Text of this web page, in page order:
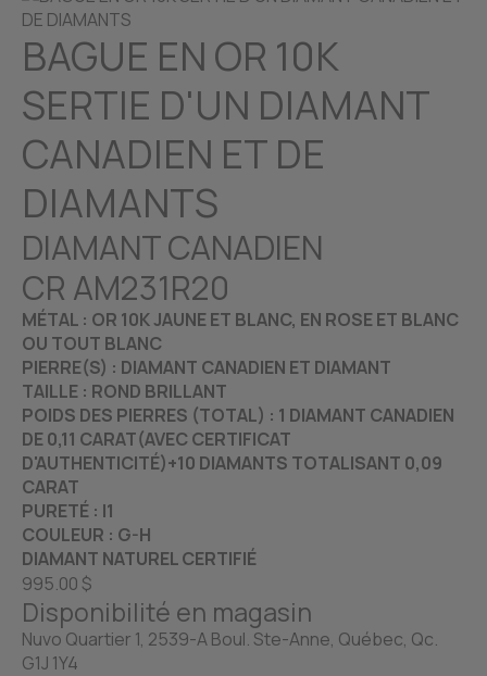
BAGUE EN OR 10K
SERTIE D'UN DIAMANT
CANADIEN ET DE
DIAMANTS
DIAMANT CANADIEN
CR AM231R20
MÉTAL : OR 10K JAUNE ET BLANC, EN ROSE ET BLANC
OU TOUT BLANC
PIERRE(S) : DIAMANT CANADIEN ET DIAMANT
TAILLE : ROND BRILLANT
POIDS DES PIERRES (TOTAL) : 1 DIAMANT CANADIEN
DE 0,11 CARAT(AVEC CERTIFICAT
D'AUTHENTICITÉ)+10 DIAMANTS TOTALISANT 0,09
CARAT
PURETÉ : I1
COULEUR : G-H
DIAMANT NATUREL CERTIFIÉ
995.00 $
Disponibilité en magasin
Nuvo Quartier 1, 2539-A Boul. Ste-Anne, Québec, Qc.
G1J 1Y4